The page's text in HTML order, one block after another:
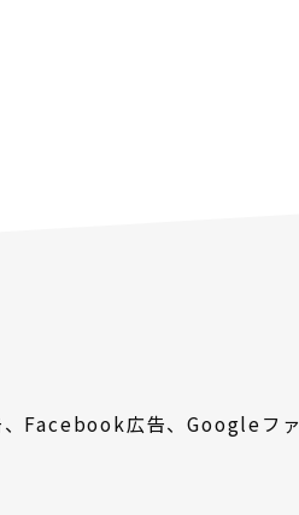
、Facebook広告、Googleファ